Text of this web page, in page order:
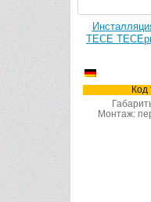
TECE
Код
Монтаж: